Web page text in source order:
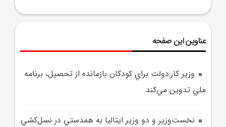
عناوین این صفحه
وزير کار:دولت براي کودکان بازمانده از تحصيل، برنامه
ملي تدوين مي‌کند
نخست‌وزير و دو وزير ايتاليا به همدستي در نسل‌کشي